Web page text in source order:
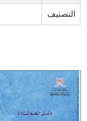
التصنيف